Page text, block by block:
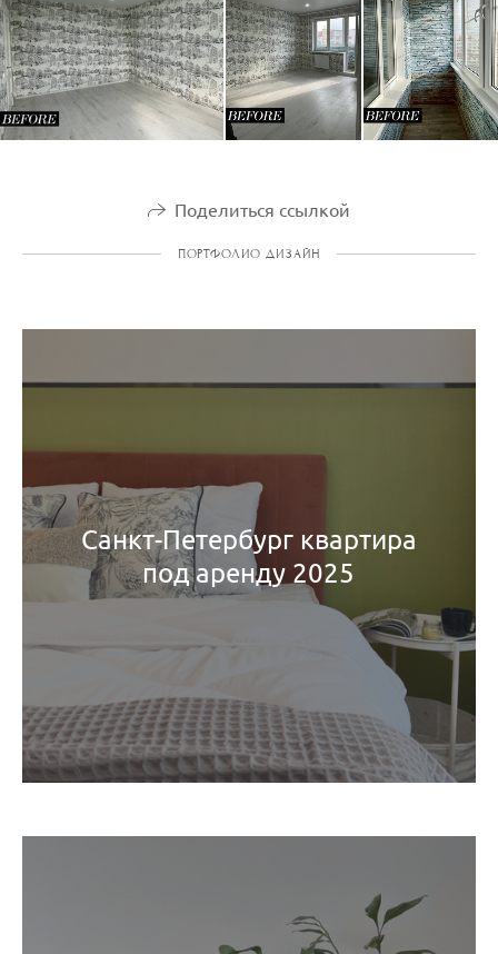
Поделиться ссылкой
ПОРТФОЛИО ДИЗАЙН
Санкт-Петербург квартира
под аренду 2025